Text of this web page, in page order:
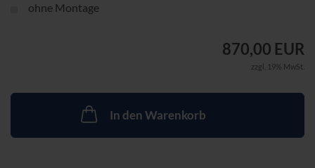
ohne Montage
870,00 EUR
zzgl. 19% MwSt.
In den Warenkorb